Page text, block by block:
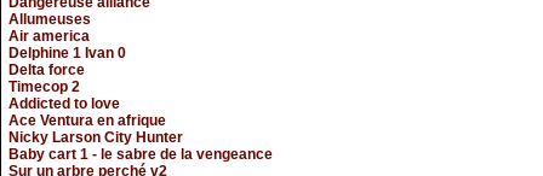
Allumeuses
Air america
Delphine 1 Ivan 0
Delta force
Timecop 2
Addicted to love
Ace Ventura en afrique
Nicky Larson City Hunter
Baby cart 1 - le sabre de la vengeance
Sur un arbre perché v2